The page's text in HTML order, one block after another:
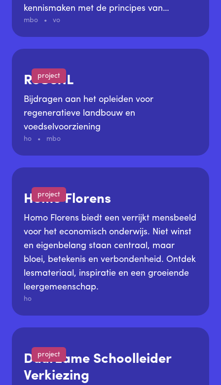
kennismaken met de principes van
duurzaam bouwen. Dit gebeurt via een
interactieve leeromgeving die de volledige
bouwketen belicht - van het gebruik van
ontwikkelen van biobased materialen en
gebouwen. De leeromgevingen worden
ontwikkeld op Kamp C en de SPARK
Campus.
mbo vo
project
ReGeNL
Bijdragen aan het opleiden voor
regeneratieve landbouw en
voedselvoorziening
ho mbo
project
Homo Florens
Homo Florens biedt een verrijkt mensbeeld
voor het economisch onderwijs. Niet winst
en eigenbelang staan centraal, maar
bloei, betekenis en verbondenheid. Ontdek
lesmateriaal, inspiratie en een groeiende
leergemeenschap.
ho
project
Duurzame Schoolleider
Verkiezing